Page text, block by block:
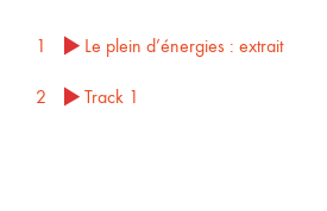
1 Le plein d’énergies : extrait
2 Track 1